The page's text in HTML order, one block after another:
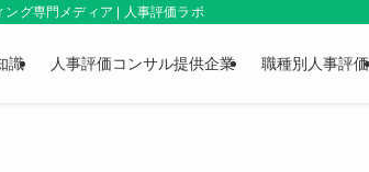
グ専門メディア | 人事評価ラボ
識 人事評価コンサル提供企業 職種別人事評価